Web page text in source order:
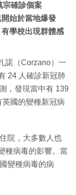
宗確診個案
始於當地爆發
學校出現群體感
諾（Corzano）一
24 人確診新冠肺
，發現當中有 139
英國的變種新冠病
院，大多數人也
種病毒的影響。當
變種病毒的病